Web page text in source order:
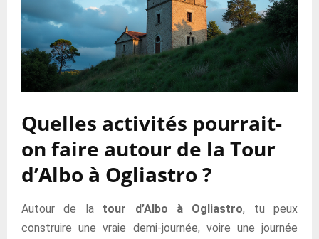
Quelles activités pourrait-
on faire autour de la Tour
d’Albo à Ogliastro ?
Autour de la tour d’Albo à Ogliastro, tu peux
construire une vraie demi-journée, voire une journée